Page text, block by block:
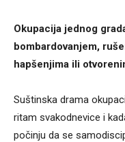
Okupacija jednog
bombardovanjem,
hapšenjima ili
Suštinska drama
ritam svakodnevice i
počinju da se